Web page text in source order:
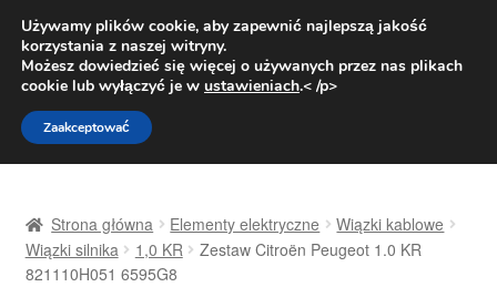
DOSTAWA od 31 zł
Pn.-pt. 9:00-16:00800 003 167
Przejdź
do
nawigacji
Przejdź
do
treści
Dostawa
Strona główna Elementy elektryczne
Wiązki kablowe
Wiązki silnika
1,0 KR
Zestaw Citroën Peugeot 1.0 KR
821110H051 6595G8
Używamy plików cookie, aby zapewnić najlepszą jakość
korzystania z naszej witryny.
Możesz dowiedzieć się więcej o używanych przez nas plikach
cookie lub wyłączyć je w ustawieniach.< /p>
Zaakceptować